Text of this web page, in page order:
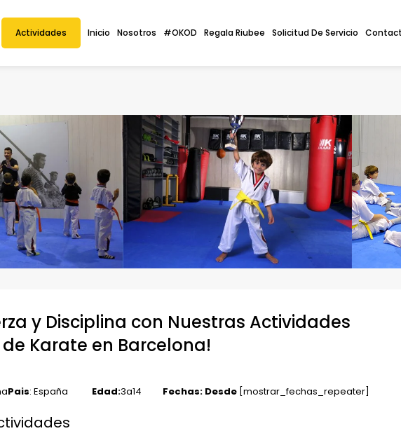
Actividades Inicio Nosotros #OKOD Regala Riubee Solicitud De Servicio
y Disciplina con Nuestras Actividades
Karate en Barcelona!
Pais: España Edad:3a14 Fechas: Desde [mostrar_fechas_repeater]